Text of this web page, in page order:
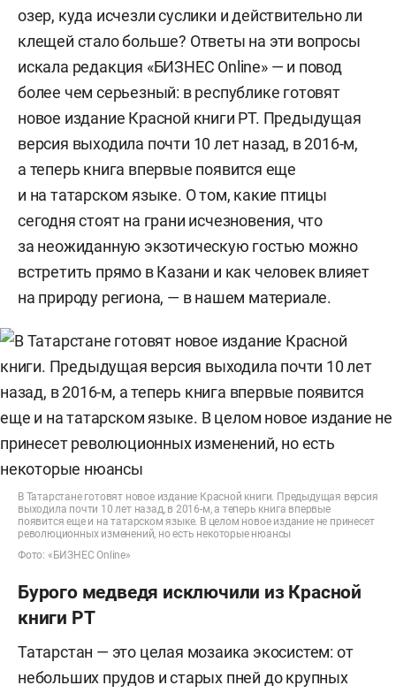
озер, куда исчезли суслики и действительно ли
клещей стало больше? Ответы на эти вопросы
искала редакция «БИЗНЕС Online» — и повод
более чем серьезный: в республике готовят
новое издание Красной книги РТ. Предыдущая
версия выходила почти 10 лет назад, в 2016-м,
а теперь книга впервые появится еще
и на татарском языке. О том, какие птицы
сегодня стоят на грани исчезновения, что
за неожиданную экзотическую гостью можно
встретить прямо в Казани и как человек влияет
на природу региона, — в нашем материале.
В Татарстане готовят новое издание Красной книги. Предыдущая версия
выходила почти 10 лет назад, в 2016-м, а теперь книга впервые
появится еще и на татарском языке. В целом новое издание не принесет
революционных изменений, но есть некоторые нюансы
Фото: «БИЗНЕС Online»
Бурого медведя исключили из Красной
книги РТ
Татарстан — это целая мозаика экосистем: от
небольших прудов и старых пней до крупных